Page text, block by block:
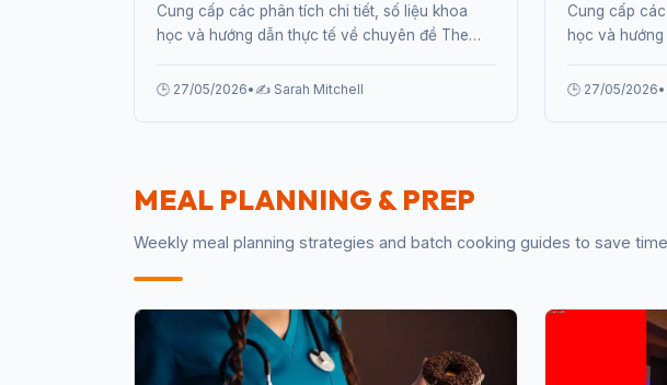
Cung cấp các phân tích chi tiết, số liệu khoa
học và hướng dẫn thực tế về chuyên đề The
in 2026 từ chuyên gia.
🕒 27/05/2026• ✍️ Sarah Mitchell
Cung cấp
học và
That Work từ
🕒 27/05/2026•
MEAL PLANNING & PREP
Weekly meal planning strategies and batch cooking guides to save